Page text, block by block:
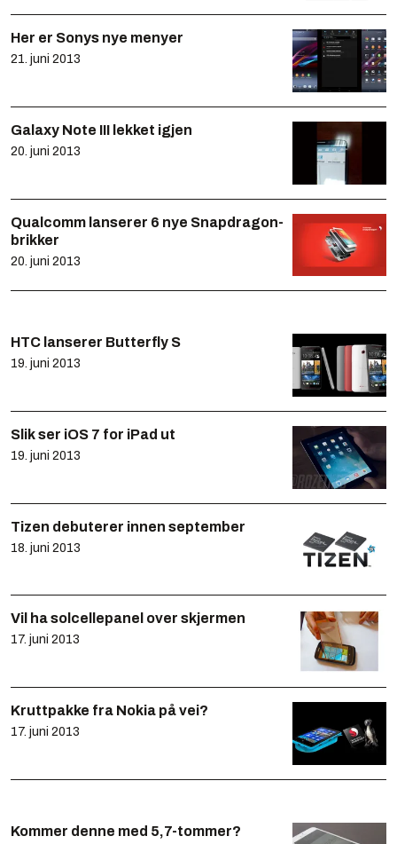
Her er Sonys nye menyer
21. juni 2013
Galaxy Note III lekket igjen
20. juni 2013
Qualcomm lanserer 6 nye Snapdragon-
brikker
20. juni 2013
HTC lanserer Butterfly S
19. juni 2013
Slik ser iOS 7 for iPad ut
19. juni 2013
Tizen debuterer innen september
18. juni 2013
Vil ha solcellepanel over skjermen
17. juni 2013
Kruttpakke fra Nokia på vei?
17. juni 2013
Kommer denne med 5,7-tommer?